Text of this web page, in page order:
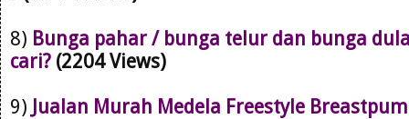
8) Bunga pahar / bunga telur dan bunga
cari? (2204 Views)
9) Jualan Murah Medela Freestyle